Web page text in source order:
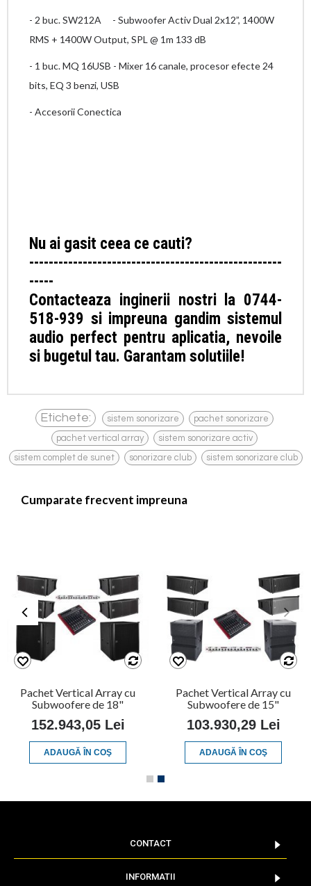
- 2 buc. SW212A
- Subwoofer Activ Dual 2x12”, 1400W
RMS + 1400W Output, SPL @ 1m 133 dB
- 1 buc. MQ 16USB - Mixer 16 canale, procesor efecte 24
bits, EQ 3 benzi, USB
- Accesorii Conectica
Nu ai gasit ceea ce cauti?
----------------------------------------------------
-----
Contacteaza inginerii nostri la 0744-
518-939 si impreuna gandim sistemul
audio perfect pentru aplicatia, nevoile
si bugetul tau. Garantam solutiile!
Etichete: sistem sonorizare pachet sonorizare
pachet vertical array sistem sonorizare activ
sistem complet de sunet , sonorizare club , sistem sonorizare club
Cumparate frecvent impreuna
Pachet Vertical Array cu
Subwoofere de 18"
152.943,05 Lei
ADAUGĂ ÎN COŞ
Pachet Vertical Array cu
Subwoofere de 15"
103.930,29 Lei
ADAUGĂ ÎN COŞ
CONTACT
INFORMATII